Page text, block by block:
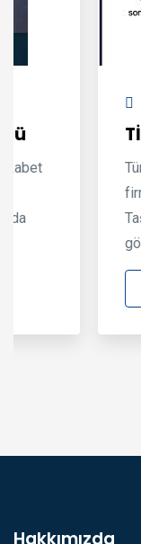
04.11.2024
TİM
Türkiye'nin 500
firmamız TİM
Taşımacılığı
Hakkımızda